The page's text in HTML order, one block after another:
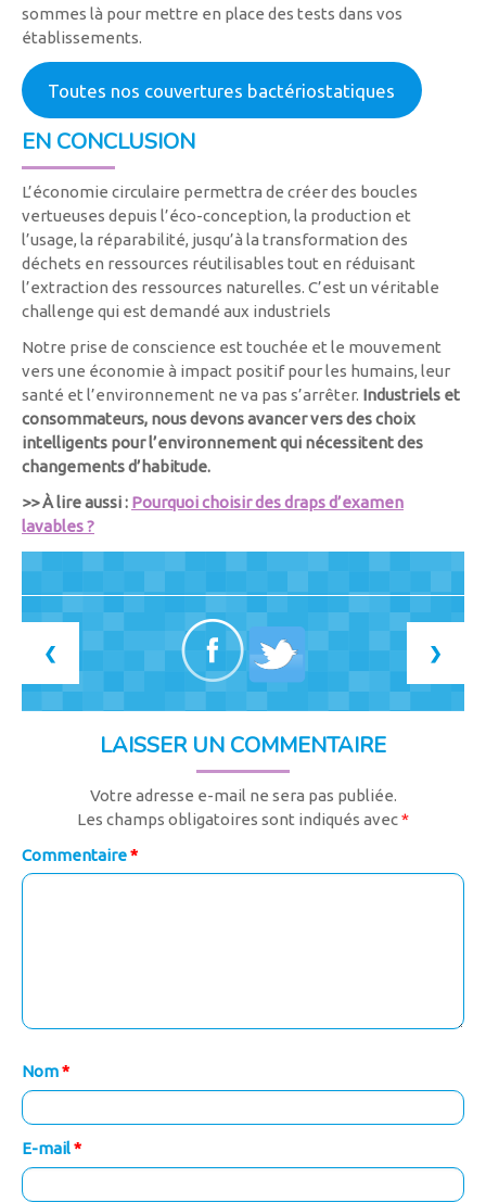
sommes là pour mettre en place des tests dans vos
établissements.
Toutes nos couvertures bactériostatiques
EN CONCLUSION
L’économie circulaire permettra de créer des boucles
vertueuses depuis l’éco-conception, la production et
l’usage, la réparabilité, jusqu’à la transformation des
déchets en ressources réutilisables tout en réduisant
l’extraction des ressources naturelles. C’est un véritable
challenge qui est demandé aux industriels
Notre prise de conscience est touchée et le mouvement
vers une économie à impact positif pour les humains, leur
santé et l’environnement ne va pas s’arrêter. Industriels et
consommateurs, nous devons avancer vers des choix
intelligents pour l’environnement qui nécessitent des
changements d’habitude.
>> À lire aussi : Pourquoi choisir des draps d’examen
lavables ?
❮ ❯
LAISSER UN COMMENTAIRE
Votre adresse e-mail ne sera pas publiée.
Les champs obligatoires sont indiqués avec*
Commentaire*
Nom*
E-mail*